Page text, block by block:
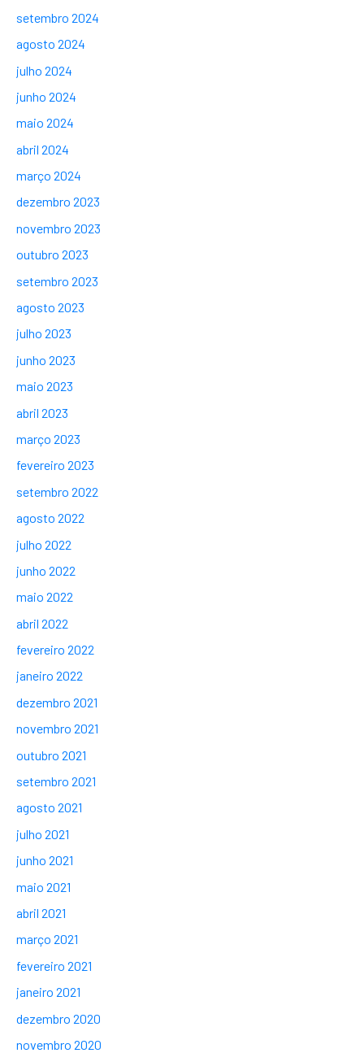
setembro 2024
agosto 2024
julho 2024
junho 2024
maio 2024
abril 2024
março 2024
dezembro 2023
novembro 2023
outubro 2023
setembro 2023
agosto 2023
julho 2023
junho 2023
maio 2023
abril 2023
março 2023
fevereiro 2023
setembro 2022
agosto 2022
julho 2022
junho 2022
maio 2022
abril 2022
fevereiro 2022
janeiro 2022
dezembro 2021
novembro 2021
outubro 2021
setembro 2021
agosto 2021
julho 2021
junho 2021
maio 2021
abril 2021
março 2021
fevereiro 2021
janeiro 2021
dezembro 2020
novembro 2020